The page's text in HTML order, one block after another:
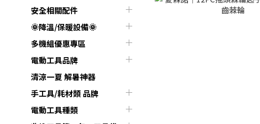
安全相關配件
🌞降溫/保暖設備🌞
多機組優惠專區
電動工具品牌
清涼一夏 解暑神器
手工具/耗材類 品牌
電動工具種類